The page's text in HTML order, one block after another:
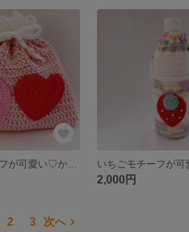
ハートモチーフが可愛い♡かぎ針編み巾着
2,000円
2 3 次へ